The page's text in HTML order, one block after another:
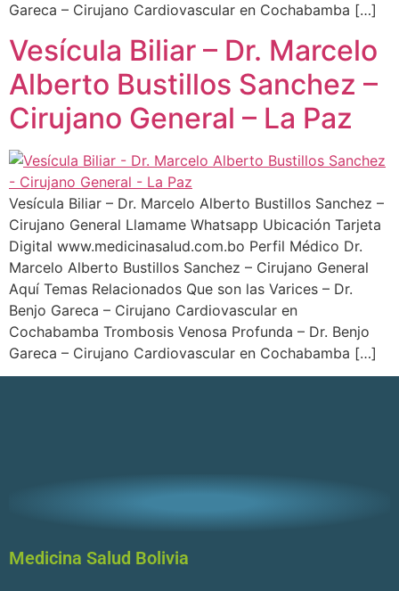
Gareca – Cirujano Cardiovascular en Cochabamba […]
Vesícula Biliar – Dr. Marcelo
Alberto Bustillos Sanchez –
Cirujano General – La Paz
Vesícula Biliar – Dr. Marcelo Alberto Bustillos Sanchez –
Cirujano General Llamame Whatsapp Ubicación Tarjeta
Digital www.medicinasalud.com.bo Perfil Médico Dr.
Marcelo Alberto Bustillos Sanchez – Cirujano General
Aquí Temas Relacionados Que son las Varices – Dr.
Benjo Gareca – Cirujano Cardiovascular en
Cochabamba Trombosis Venosa Profunda – Dr. Benjo
Gareca – Cirujano Cardiovascular en Cochabamba […]
Medicina Salud Bolivia